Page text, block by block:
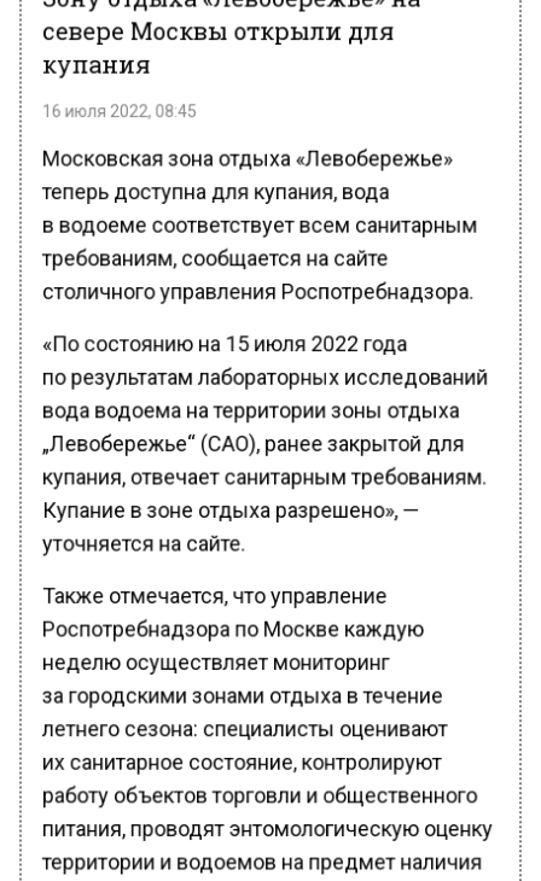
севере Москвы открыли для
купания
Московская зона отдыха «Левобережье»
в водоеме соответствует всем санитарным
требованиям, сообщается на сайте
столичного управления Роспотребнадзора.
«По состоянию на 15 июля 2022 года
по результатам лабораторных исследований
вода водоема на территории зоны отдыха
„Левобережье“ (САО), ранее закрытой для
купания, отвечает санитарным требованиям.
Купание в зоне отдыха разрешено», —
уточняется на сайте.
Также отмечается, что управление
Роспотребнадзора по Москве каждую
неделю осуществляет мониторинг
за городскими зонами отдыха в течение
летнего сезона: специалисты оценивают
их санитарное состояние, контролируют
работу объектов торговли и общественного
питания, проводят энтомологическую оценку
территории и водоемов на предмет наличия